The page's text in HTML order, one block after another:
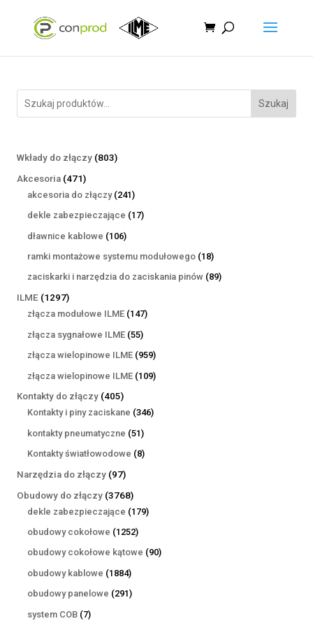
Szukaj
Wkłady do złączy 803803
Akcesoria 471471
produktów
akcesoria do złączy 241241
produktów
dekle zabezpieczające 1717
dławnice kablowe 106106
produktów
ramki montażowe systemu modułowego 1818
produktów
zaciskarki i narzędzia do zaciskania pinów 8989
ILME 12971297
produktów
złącza modułowe ILME 147147
złącza sygnałowe ILME 5555
produktów
złącza wielopinowe ILME 959959
produktów
złącza wielopinowe ILME 109109
Kontakty do złączy 405405
produktów
Kontakty i piny zaciskane 346346
kontakty pneumatyczne 5151
produktów
Kontakty światłowodowe 88
Narzędzia do złączy 9797
produktów
Obudowy do złączy 37683768
produktów
dekle zabezpieczające 179179
obudowy cokołowe 12521252
produkty
obudowy cokołowe kątowe 9090
obudowy kablowe 18841884
produkty
obudowy panelowe 291291
system COB 77